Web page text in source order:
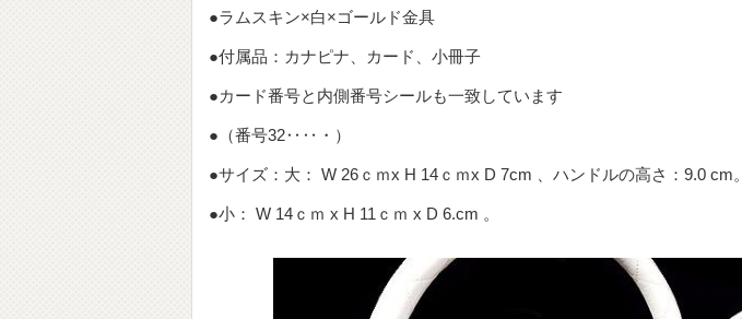
●ラムスキン×白×ゴールド金具
●付属品：カナピナ、カード、小冊子
●カード番号と内側番号シールも一致しています
●（番号32‥‥・）
●サイズ：大： W 26ｃｍx H 14ｃｍx D 7cm 、ハンドルの高さ：9.0 cm。
●小： W 14ｃｍ x H 11ｃｍ x D 6.cm 。